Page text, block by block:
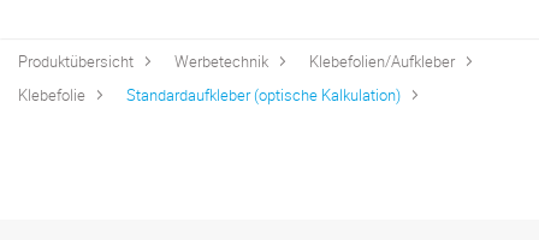
Produktübersicht Werbetechnik
Klebefolien/Aufkleber
Klebefolie
Standardaufkleber (optische Kalkulation)